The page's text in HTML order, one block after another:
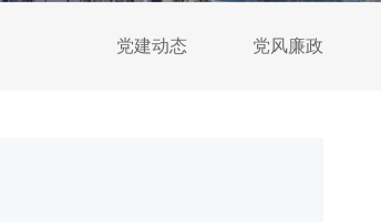
党建动态 党风廉政